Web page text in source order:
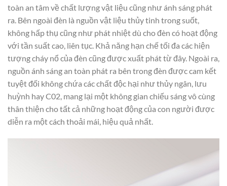
toàn an tâm về chất lượng vật liệu cũng như ánh sáng phát
ra. Bên ngoài đèn là nguồn vật liệu thủy tinh trong suốt,
không hấp thụ cũng như phát nhiệt dù cho đèn có hoạt động
với tần suất cao, liên tục. Khả năng hạn chế tối đa các hiện
tượng cháy nổ của đèn cũng được xuất phát từ đây. Ngoài ra,
nguồn ánh sáng an toàn phát ra bên trong đèn được cam kết
tuyệt đối không chứa các chất độc hại như thủy ngân, lưu
huỳnh hay C02, mang lại một không gian chiếu sáng vô cùng
thân thiện cho tất cả những hoạt động của con người được
diễn ra một cách thoải mái, hiệu quả nhất.